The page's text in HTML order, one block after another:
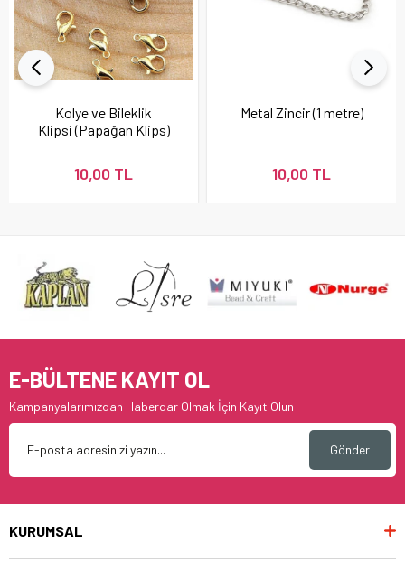
Kolye ve Bileklik
Klipsi (Papağan Klips)
10,00 TL
Metal Zincir (1 metre)
10,00 TL
E-BÜLTENE KAYIT OL
Kampanyalarımızdan Haberdar Olmak İçin Kayıt Olun
Gönder
KURUMSAL